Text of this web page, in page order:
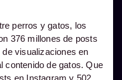
perros y gatos, los
376 millones de posts
visualizaciones en
contenido de gatos. Que
en Instagram y 502